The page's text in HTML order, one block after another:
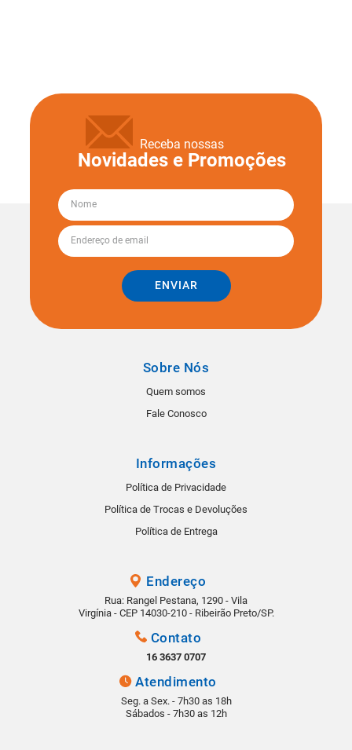
Receba nossas
Novidades e Promoções
ENVIAR
Sobre Nós
Quem somos
Fale Conosco
Informações
Política de Privacidade
Política de Trocas e Devoluções
Política de Entrega
Endereço
Rua: Rangel Pestana, 1290 - Vila
Virgínia - CEP 14030-210 - Ribeirão Preto/SP.
Contato
16 3637 0707
Atendimento
Seg. a Sex. - 7h30 as 18h
Sábados - 7h30 as 12h